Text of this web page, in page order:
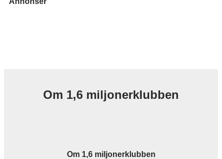
Om 1,6 miljonerklubben
Om 1,6 miljonerklubben